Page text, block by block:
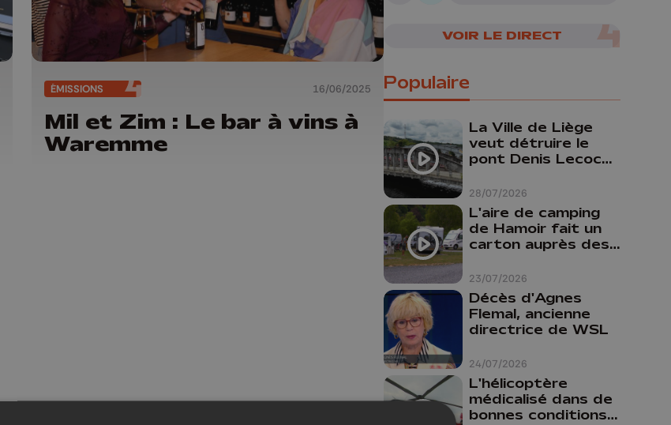
ÉMISSIONS 16/06/2025
Mil et Zim : Le bar à vins à
Waremme
VOIR LE DIRECT
Populaire
28/07/2026
La Ville de Liège
veut détruire le
pont Denis Lecocq
budget pour le
faire
23/07/2026
L'aire de camping
de Hamoir fait un
carton auprès des
24/07/2026
Décès d'Agnes
Flemal, ancienne
directrice de WSL
L'hélicoptère
médicalisé dans de
bonnes conditions à